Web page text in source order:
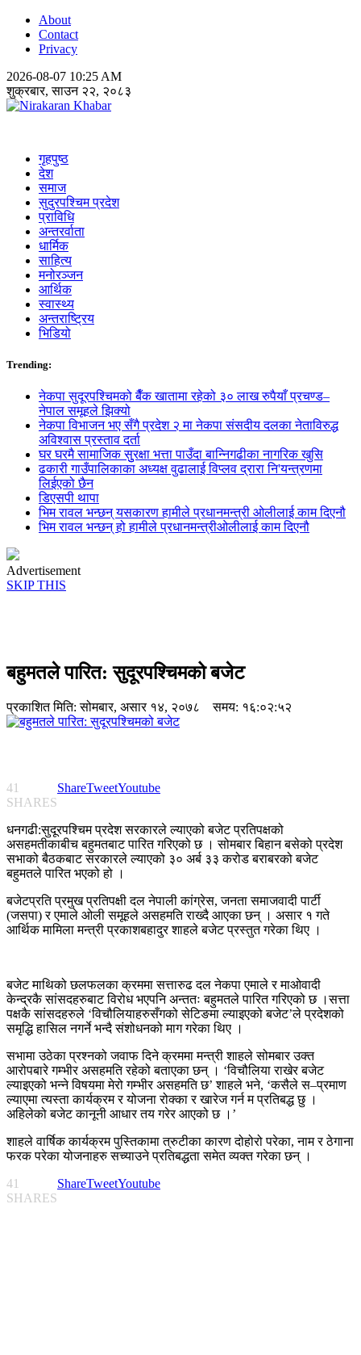
About
Contact
Privacy
2026-08-07 10:25 AM
शुक्रबार, साउन २२, २०८३
गृहपुष्ठ
देश
समाज
सुदुरपश्चिम प्रदेश
प्राविधि
अन्तरर्वाता
धार्मिक
साहित्य
मनोरञ्जन
आर्थिक
स्वास्थ्य
अन्तराष्ट्रिय
भिडियो
Trending:
नेकपा सुदूरपश्चिमको बैँक खातामा रहेको ३० लाख रुपैयाँ प्रचण्ड–
नेपाल समूहले झिक्य‍ो
नेकपा विभाजन भए सँगै प्रदेश २ मा नेकपा संसदीय दलका नेताविरुद्ध
अविश्वास प्रस्ताव दर्ता
घर घरमै सामाजिक सुुरक्षा भत्ता पाउँदा बान्निगढीका नागरिक खुसि
ढकारी गाउँपालिकाका अध्यक्ष वुढालाई विप्लव द्रारा नि'यन्त्रणमा
लिईएको छैन
डिएसपी थापा
भिम रावल भन्छन् यसकारण हामीले प्रधानमन्त्री ओलीलाई काम दिएनौ
भिम रावल भन्छन् हो हामीले प्रधानमन्त्रीओलीलाई काम दिएनौ
Advertisement
SKIP THIS
बहुमतले पारित: सुदूरपश्चिमको बजेट
प्रकाशित मिति:सोमबार, असार १४, २०७८ समय: १६:०२:५२
41
SHARES
ShareTweetYoutube
धनगढी:सुदूरपश्चिम प्रदेश सरकारले ल्याएको बजेट प्रतिपक्षको
असहमतीकाबीच बहुमतबाट पारित गरिएको छ । सोमबार बिहान बसेको प्रदेश
सभाको बैठकबाट सरकारले ल्याएको ३० अर्ब ३३ करोड बराबरको बजेट
बहुमतले पारित भएको हो ।
बजेटप्रति प्रमुख प्रतिपक्षी दल नेपाली कांग्रेस, जनता समाजवादी पार्टी
(जसपा) र एमाले ओली समूहले असहमति राख्दै आएका छन् । असार १ गते
आर्थिक मामिला मन्त्री प्रकाशबहादुर शाहले बजेट प्रस्तुत गरेका थिए ।
बजेट माथिको छलफलका क्रममा सत्तारुढ दल नेकपा एमाले र माओवादी
केन्द्रकै सांसदहरुबाट विरोध भएपनि अन्ततः बहुमतले पारित गरिएको छ ।सत्ता
पक्षकै सांसदहरुले ‘विचौलियाहरुसँगको सेटिङमा ल्याइएको बजेट’ले प्रदेशको
समृद्धि हासिल नगर्ने भन्दै संशोधनको माग गरेका थिए ।
सभामा उठेका प्रश्नको जवाफ दिने क्रममा मन्त्री शाहले सोमबार उक्त
आरोपबारे गम्भीर असहमति रहेको बताएका छन् । ‘विचौलिया राखेर बजेट
ल्याइएको भन्ने विषयमा मेरो गम्भीर असहमति छ’ शाहले भने, ‘कसैले स–प्रमाण
ल्याएमा त्यस्ता कार्यक्रम र योजना रोक्का र खारेज गर्न म प्रतिबद्ध छु ।
अहिलेको बजेट कानूनी आधार तय गरेर आएको छ ।’
शाहले वार्षिक कार्यक्रम पुस्तिकामा त्रुटीका कारण दोहोरो परेका, नाम र ठेगाना
फरक परेका योजनाहरु सच्याउने प्रतिबद्धता समेत व्यक्त गरेका छन् ।
41
SHARES
ShareTweetYoutube